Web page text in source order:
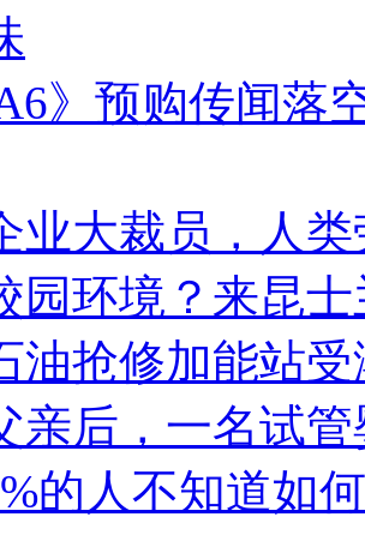
》预购传闻
业大裁员，人
园环境？来昆
油抢修加能站
亲后，一名试
的人不知道如